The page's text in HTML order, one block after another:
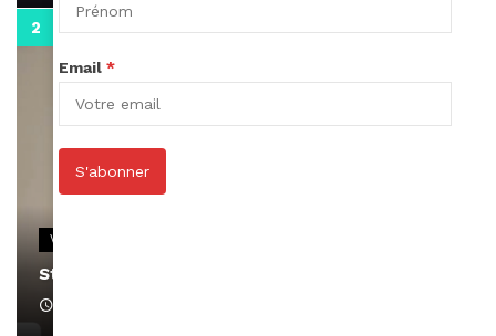
VIDEOS
Stacy passe un message
Email *
S'abonner